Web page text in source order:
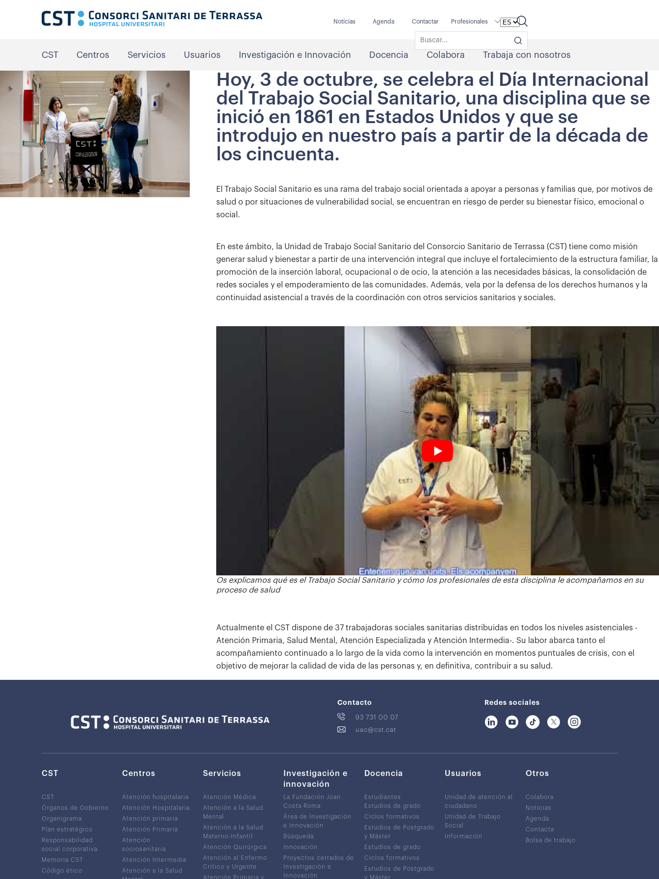
Notícias Agenda Contactar Profesionales
CST Centros Servicios Usuarios Investigación e Innovación Docencia Colabora Trabaja con nosotros
Hoy, 3 de octubre, se celebra el Día Internacional
del Trabajo Social Sanitario, una disciplina que se
inició en 1861 en Estados Unidos y que se
introdujo en nuestro país a partir de la década de
los cincuenta.
El Trabajo Social Sanitario es una rama del trabajo social orientada a apoyar a personas y familias que, por motivos de
salud o por situaciones de vulnerabilidad social, se encuentran en riesgo de perder su bienestar físico, emocional o
social.
En este ámbito, la Unidad de Trabajo Social Sanitario del Consorcio Sanitario de Terrassa (CST) tiene como misión
generar salud y bienestar a partir de una intervención integral que incluye el fortalecimiento de la estructura familiar, la
promoción de la inserción laboral, ocupacional o de ocio, la atención a las necesidades básicas, la consolidación de
redes sociales y el empoderamiento de las comunidades. Además, vela por la defensa de los derechos humanos y la
continuidad asistencial a través de la coordinación con otros servicios sanitarios y sociales.
Os explicamos qué es el Trabajo Social Sanitario y cómo los profesionales de esta disciplina le acompañamos en su
proceso de salud
Actualmente el CST dispone de 37 trabajadoras sociales sanitarias distribuidas en todos los niveles asistenciales -
Atención Primaria, Salud Mental, Atención Especializada y Atención Intermedia-. Su labor abarca tanto el
acompañamiento continuado a lo largo de la vida como la intervención en momentos puntuales de crisis, con el
objetivo de mejorar la calidad de vida de las personas y, en definitiva, contribuir a su salud.
Contacto
93 731 00 07
uac@cst.cat
Redes sociales
CST
CST
Órganos de Gobierno
Organigrama
Plan estratégico
Responsabilidad
social corporativa
Memoria CST
Código ético
Centros
Atención hospitalaria
Atención Hospitalaria
Atención primaria
Atención Primaria
Atención
sociosanitaria
Atención Intermedia
Atención a la Salud
Servicios
Atención Médica
Atención a la Salud
Mental
Atención a la Salud
Materno-Infantil
Atención Quirúrgica
Atención al Enfermo
Crítico y Urgente
Atención Primaria y
Investigación e
innovación
La Fundación Joan
Costa Roma
Área de Investigación
e Innovación
Búsqueda
Innovación
Proyectos cerrados de
Investigación e
Innovación
Docencia
Estudiantes
Estudios de grado
Ciclos formativos
Estudios de Postgrado
y Máster
Estudios de grado
Ciclos formativos
Estudios de Postgrado
y Máster
Usuarios
Unidad de atención al
ciudadano
Unidad de Trabajo
Social
Información
Otros
Colabora
Noticias
Agenda
Contacta
Bolsa de trabajo